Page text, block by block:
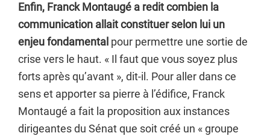
Enfin, Franck Montaugé a redit combien la
communication allait constituer selon lui un
enjeu fondamental pour permettre une sortie de
crise vers le haut. « Il faut que vous soyez plus
forts après qu’avant », dit-il. Pour aller dans ce
sens et apporter sa pierre à l’édifice, Franck
Montaugé a fait la proposition aux instances
dirigeantes du Sénat que soit créé un « groupe